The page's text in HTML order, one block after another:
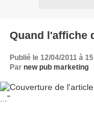
Quand l'affiche
Publié le 12/04/2011 à
Par new pub marketing